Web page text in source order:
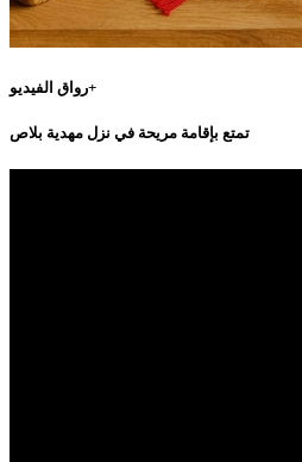
رواق الفيديو+
تمتع بإقامة مريحة في نزل مهدية بلاص